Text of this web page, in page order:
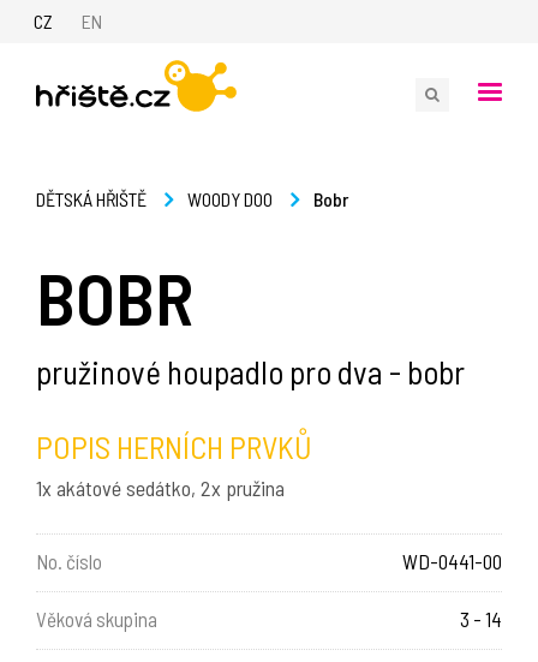
CZ EN
DĚTSKÁ HŘIŠTĚ WOODY DOO Bobr
BOBR
pružinové houpadlo pro dva - bobr
POPIS HERNÍCH PRVKŮ
1x akátové sedátko, 2x pružina
No. číslo WD-0441-00
Věková skupina 3 - 14